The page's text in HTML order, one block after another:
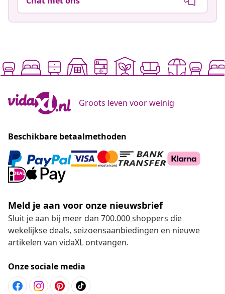
Groots leven voor weinig
Beschikbare betaalmethoden
Meld je aan voor onze nieuwsbrief
Sluit je aan bij meer dan 700.000 shoppers die
wekelijkse deals, seizoensaanbiedingen en nieuwe
artikelen van vidaXL ontvangen.
Onze sociale media